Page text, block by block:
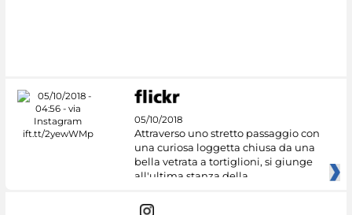
05/10/2018
Attraverso uno stretto passaggio con
una curiosa loggetta chiusa da una
bella vetrata a tortiglioni, si giunge
all'ultima stanza della